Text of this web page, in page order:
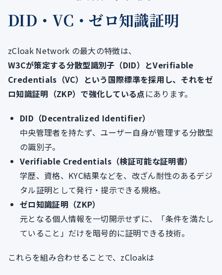
DID・VC・ゼロ知識証明
zCloak Network の最大の特徴は、
W3Cが策定する分散型識別子（DID）とVerifiable
Credentials（VC）という国際標準を採用し、それをゼ
ロ知識証明（ZKP）で強化している点にあります。
DID（Decentralized Identifier）
中央管理者を持たず、ユーザー自身が管理する分散型
の識別子。
Verifiable Credentials（検証可能な証明書）
学歴、資格、KYC結果などを、改ざん耐性のあるデジ
タル証明として発行・提示できる規格。
ゼロ知識証明（ZKP）
元となる個人情報を一切開示せずに、「条件を満たし
ていること」だけを暗号的に証明できる技術。
これらを組み合わせることで、zCloakは